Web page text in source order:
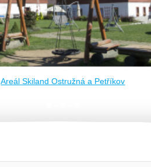
Areál Skiland Ostružná a Petříkov